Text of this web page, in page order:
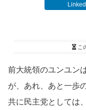
こ
前大統領のユンユン
が、あれ、あと一歩
共に民主党としては